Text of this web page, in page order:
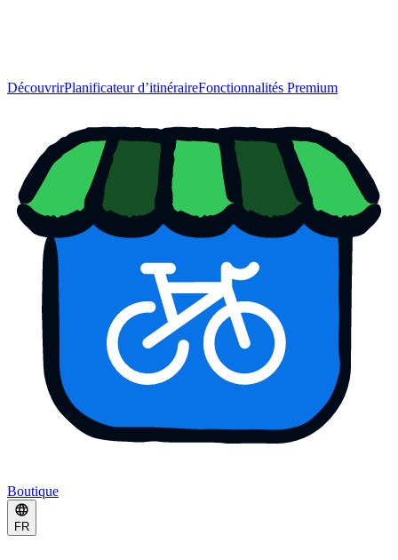
DécouvrirPlanificateur d’itinéraireFonctionnalités Premium
Boutique
FR